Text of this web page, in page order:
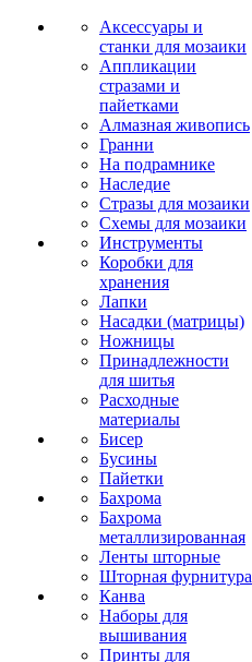
Аксессуары и
станки для мозаики
Аппликации
стразами и
пайетками
Алмазная живопись
Гранни
На подрамнике
Наследие
Стразы для мозаики
Схемы для мозаики
Инструменты
Коробки для
хранения
Лапки
Насадки (матрицы)
Ножницы
Принадлежности
для шитья
Расходные
материалы
Бисер
Бусины
Пайетки
Бахрома
Бахрома
металлизированная
Ленты шторные
Шторная фурнитура
Канва
Наборы для
вышивания
Принты для